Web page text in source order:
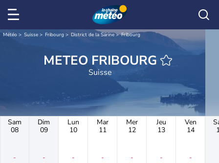
Météo Suisse Fribourg District de la Sarine Fribourg
METEO FRIBOURG
Suisse
Sam
08
-
Dim
09
-
Lun
10
-
Mar
11
-
Mer
12
-
Jeu
13
-
Ven
14
-